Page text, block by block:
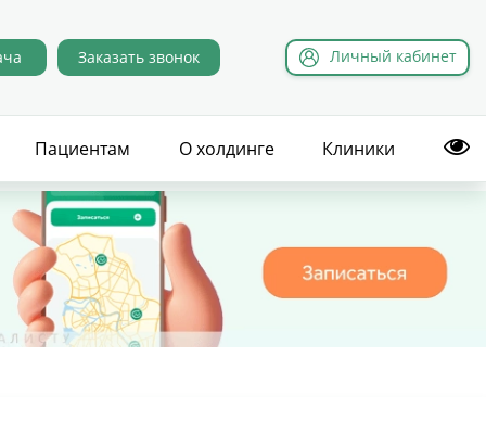
Заказать звонок Личный кабинет
Пациентам О холдинге Клиники